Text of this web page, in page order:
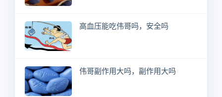
高血压能吃伟哥吗，安全吗
伟哥副作用大吗，副作用大吗